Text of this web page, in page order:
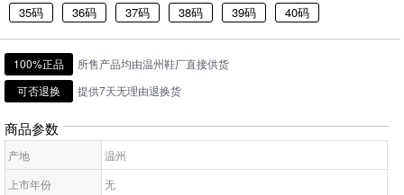
35码 36码 37码 38码 39码 40码
100%正品
所售产品均由温州鞋厂直接供货
可否退换
提供7天无理由退换货
商品参数
产地
温州
上市年份
无